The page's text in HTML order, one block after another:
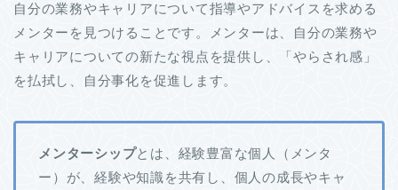
自分の業務やキャリアについて指導やアドバイスを求める
メンターを見つけることです。メンターは、自分の業務や
キャリアについての新たな視点を提供し、「やらされ感」
を払拭し、自分事化を促進します。
メンターシップとは、経験豊富な個人（メンタ
ー）が、経験や知識を共有し、個人の成長やキャ